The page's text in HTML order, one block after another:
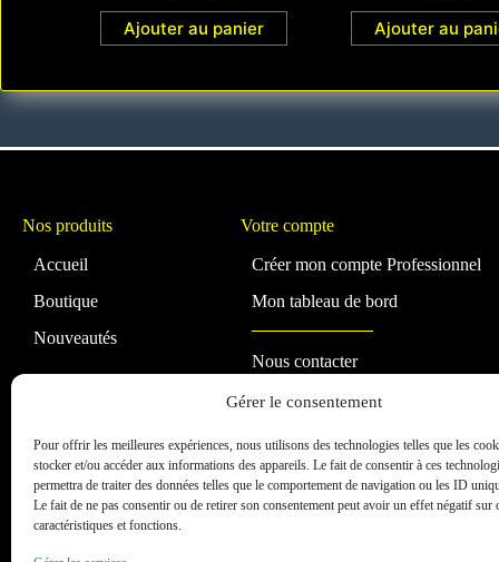
Gérer le consentement
Pour offrir les meilleures expériences, nous utilisons des technologies telles que les
stocker et/ou accéder aux informations des appareils. Le fait de consentir à ces
permettra de traiter des données telles que le comportement de navigation ou les ID
Le fait de ne pas consentir ou de retirer son consentement peut avoir un effet négatif sur
caractéristiques et fonctions.
Ajouter au panier Ajouter au
Nos produits
Accueil
Boutique
Nouveautés
Votre compte
Créer mon compte Professionnel
Mon tableau de bord
Nous contacter
A propos de SpotRoc
FAQ